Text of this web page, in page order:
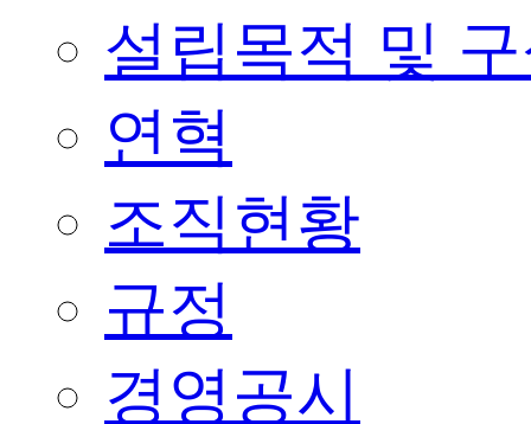
설립목적 및
연혁
조직현황
규정
경영공시